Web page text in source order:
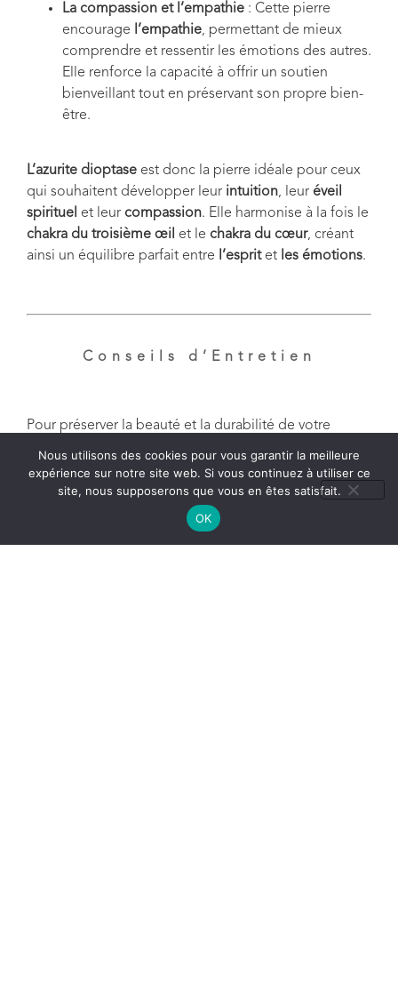
La compassion et l’empathie : Cette pierre
encourage
l’empathie, permettant de mieux
comprendre et ressentir les émotions des autres.
Elle renforce la capacité à offrir un soutien
bienveillant tout en préservant son propre bien-
être.
L’azurite dioptase est donc la pierre idéale pour ceux
qui souhaitent développer leur intuition, leur éveil
spirituel et leur compassion. Elle harmonise à la fois le
chakra du troisième œil
et le chakra du cœur, créant
ainsi un équilibre parfait entre
l’espritet les émotions.
Conseils d’Entretien
Pour préserver la beauté et la durabilité de votre
recommandations importantes :
Éviter l’eau et les produits chimiques
Nous utilisons des cookies pour vous garantir la meilleure
expérience sur notre site web. Si vous continuez à utiliser ce
site, nous supposerons que vous en êtes satisfait.
OK